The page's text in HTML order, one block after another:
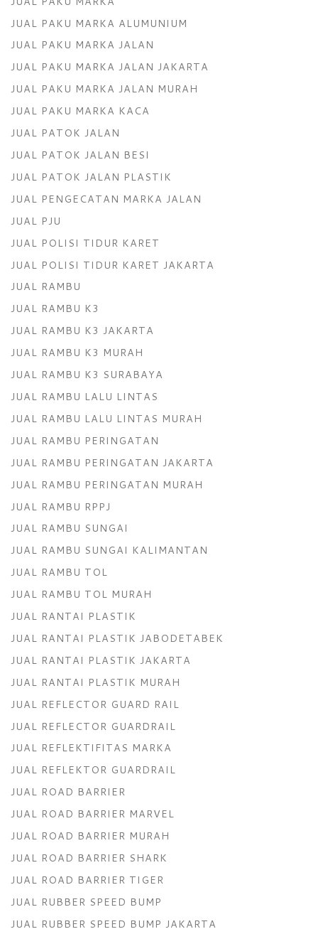
JUAL PAKU MARKA ALUMUNIUM
JUAL PAKU MARKA JALAN
JUAL PAKU MARKA JALAN JAKARTA
JUAL PAKU MARKA JALAN MURAH
JUAL PAKU MARKA KACA
JUAL PATOK JALAN
JUAL PATOK JALAN BESI
JUAL PATOK JALAN PLASTIK
JUAL PENGECATAN MARKA JALAN
JUAL PJU
JUAL POLISI TIDUR KARET
JUAL POLISI TIDUR KARET JAKARTA
JUAL RAMBU
JUAL RAMBU K3
JUAL RAMBU K3 JAKARTA
JUAL RAMBU K3 MURAH
JUAL RAMBU K3 SURABAYA
JUAL RAMBU LALU LINTAS
JUAL RAMBU LALU LINTAS MURAH
JUAL RAMBU PERINGATAN
JUAL RAMBU PERINGATAN JAKARTA
JUAL RAMBU PERINGATAN MURAH
JUAL RAMBU RPPJ
JUAL RAMBU SUNGAI
JUAL RAMBU SUNGAI KALIMANTAN
JUAL RAMBU TOL
JUAL RAMBU TOL MURAH
JUAL RANTAI PLASTIK
JUAL RANTAI PLASTIK JABODETABEK
JUAL RANTAI PLASTIK JAKARTA
JUAL RANTAI PLASTIK MURAH
JUAL REFLECTOR GUARD RAIL
JUAL REFLECTOR GUARDRAIL
JUAL REFLEKTIFITAS MARKA
JUAL REFLEKTOR GUARDRAIL
JUAL ROAD BARRIER
JUAL ROAD BARRIER MARVEL
JUAL ROAD BARRIER MURAH
JUAL ROAD BARRIER SHARK
JUAL ROAD BARRIER TIGER
JUAL RUBBER SPEED BUMP
JUAL RUBBER SPEED BUMP JAKARTA